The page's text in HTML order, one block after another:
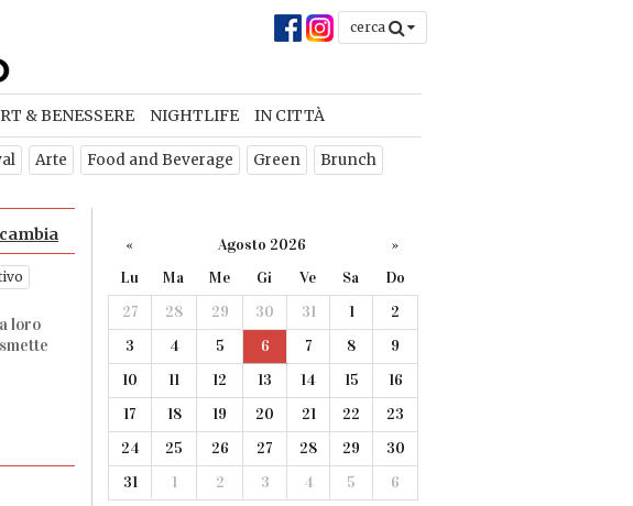
cerca
& BENESSERE NIGHTLIFE IN CITTÀ
Arte Food and Beverage Green Brunch
cambia
loro
« Agosto 2026
»
Lu
Ma Me Gi Ve Sa
Do
27
28 29 30 31 1
2
3
4 5 6 7 8
9
10
11 12 13 14 15
16
17
18 19 20 21 22
23
24
25 26 27 28 29
30
31
1 2 3 4 5 6